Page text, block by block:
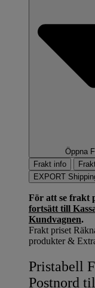
Öppna
Frakt info
EXPORT
För att se frakt
fortsätt till
Kundvagnen.
Frakt priset
produkter &
Pristabell
Postnord